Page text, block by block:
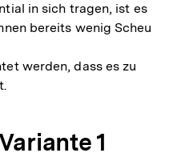
in sich tragen, ist es
bereits wenig Scheu
werden, dass es zu
1